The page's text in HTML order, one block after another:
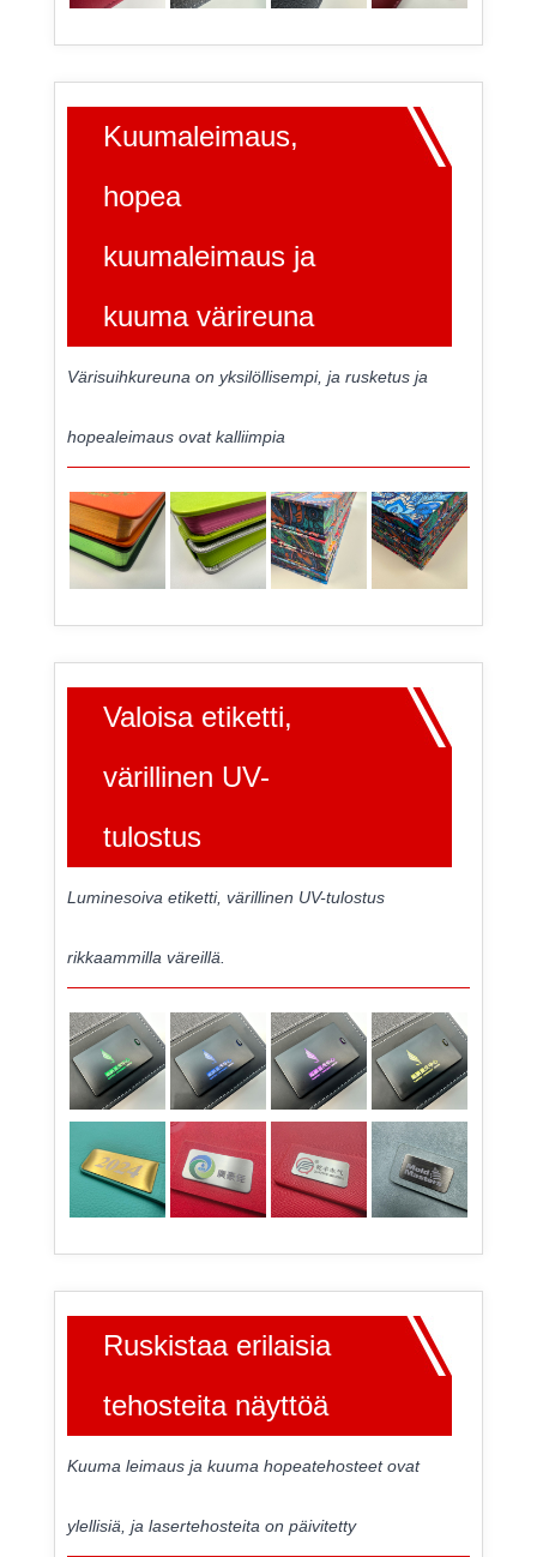
Kuumaleimaus,
hopea
kuumaleimaus ja
kuuma värireuna
Värisuihkureuna on yksilöllisempi, ja rusketus ja
hopealeimaus ovat kalliimpia
Valoisa etiketti,
värillinen UV-
tulostus
Luminesoiva etiketti, värillinen UV-tulostus
rikkaammilla väreillä.
Ruskistaa erilaisia
​​tehosteita näyttöä
Kuuma leimaus ja kuuma hopeatehosteet ovat
ylellisiä, ja lasertehosteita on päivitetty